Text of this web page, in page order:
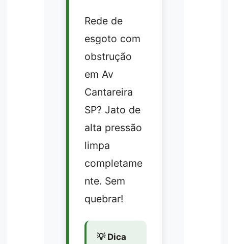
Rede de
esgoto com
obstrução
em Av
Cantareira
SP? Jato de
alta pressão
limpa
completame
nte. Sem
quebrar!
💡 Dica